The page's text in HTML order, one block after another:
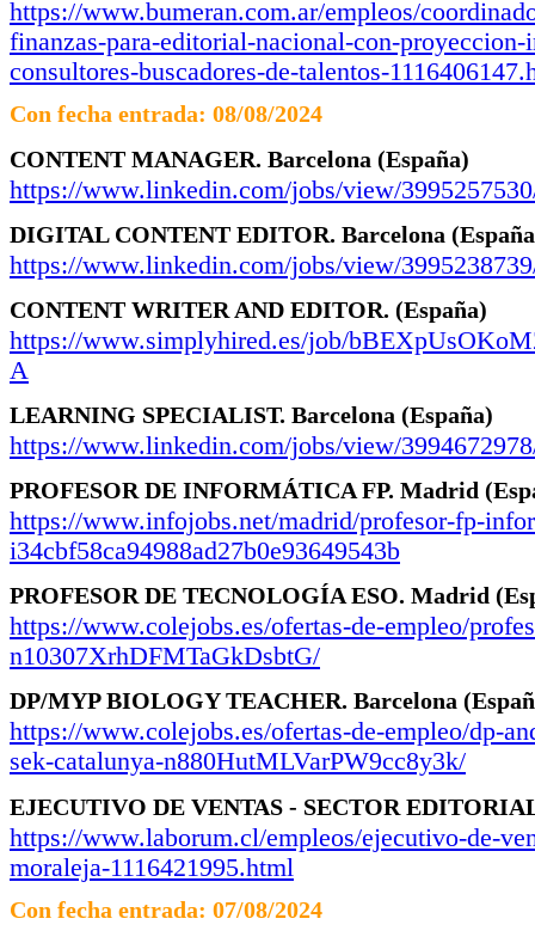
https://www.bumeran.com.ar/empleos/
finanzas-para-editorial-nacional-con-
consultores-buscadores-de-talentos-
Con fecha entrada: 08/08/2024
CONTENT MANAGER. Barcelona (España)
https://www.linkedin.com/jobs/view/
DIGITAL CONTENT EDITOR. Barcelona
https://www.linkedin.com/jobs/view/
CONTENT WRITER AND EDITOR. (España)
https://www.simplyhired.es/job/
A
LEARNING SPECIALIST. Barcelona (España)
https://www.linkedin.com/jobs/view/
PROFESOR DE INFORMÁTICA FP. Madrid
https://www.infojobs.net/madrid/profesor-fp-
i34cbf58ca94988ad27b0e93649543b
PROFESOR DE TECNOLOGÍA ESO. Madrid
https://www.colejobs.es/ofertas-de-empleo/
n10307XrhDFMTaGkDsbtG/
DP/MYP BIOLOGY TEACHER. Barcelona
https://www.colejobs.es/ofertas-de-empleo/dp-
sek-catalunya-n880HutMLVarPW9cc8y3k/
EJECUTIVO DE VENTAS - SECTOR
https://www.laborum.cl/empleos/ejecutivo-de-
moraleja-1116421995.html
Con fecha entrada: 07/08/2024